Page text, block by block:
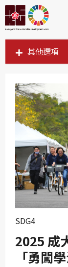
其他選項
SDG4
2025 成
「勇闖